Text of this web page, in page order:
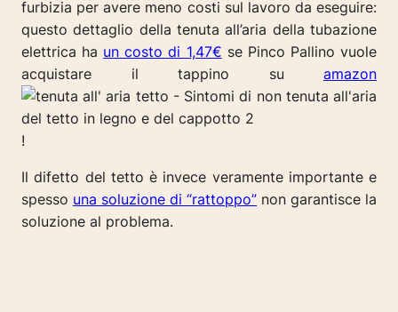
furbizia per avere meno costi sul lavoro da eseguire:
questo dettaglio della tenuta all’aria della tubazione
elettrica ha un costo di 1,47€ se Pinco Pallino vuole
acquistare il tappino su amazon
!
Il difetto del tetto è invece veramente importante e
spesso una soluzione di “rattoppo” non garantisce la
soluzione al problema.